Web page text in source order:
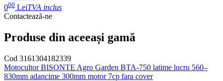
000 LeiTVA inclus
Contactează-ne
Produse din aceeași gamă
Cod 3161304182339
Motocultor BISONTE Agro Garden BTA-750 latime lucru 560–
830mm adancime 300mm motor 7cp fara cover